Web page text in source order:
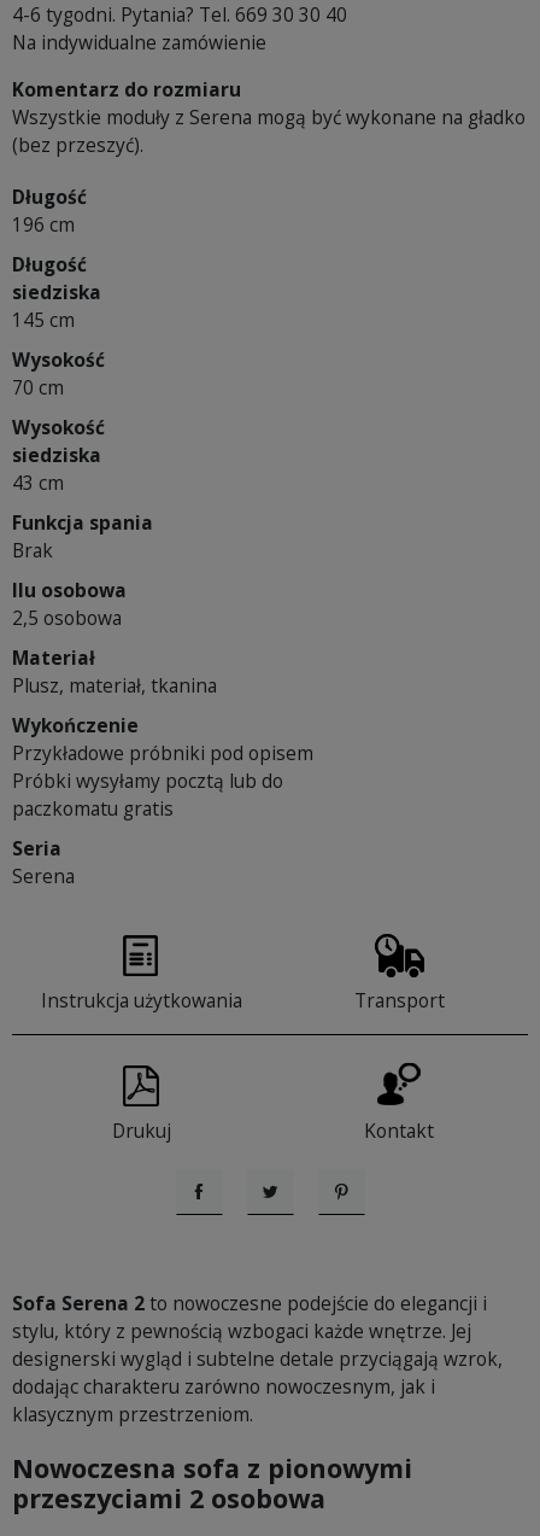
4-6 tygodni. Pytania? Tel. 669 30 30 40
Na indywidualne zamówienie
Komentarz do rozmiaru
Wszystkie moduły z Serena mogą być wykonane na gładko
(bez przeszyć).
Długość
196 cm
Długość
siedziska
145 cm
Wysokość
70 cm
Wysokość
siedziska
43 cm
Funkcja spania
Brak
Ilu osobowa
2,5 osobowa
Materiał
Plusz, materiał, tkanina
Wykończenie
Przykładowe próbniki pod opisem
Próbki wysyłamy pocztą lub do
paczkomatu gratis
Seria
Serena
Instrukcja użytkowania Transport
Drukuj Kontakt
UdostępnijTweetujPinterest
Sofa Serena 2to nowoczesne podejście do elegancji i
stylu, który z pewnością wzbogaci każde wnętrze. Jej
designerski wygląd i subtelne detale przyciągają wzrok,
dodając charakteru zarówno nowoczesnym, jak i
klasycznym przestrzeniom.
Nowoczesna sofa z pionowymi
przeszyciami 2 osobowa